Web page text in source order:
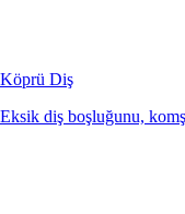
Köprü Diş
Eksik diş boşluğunu,